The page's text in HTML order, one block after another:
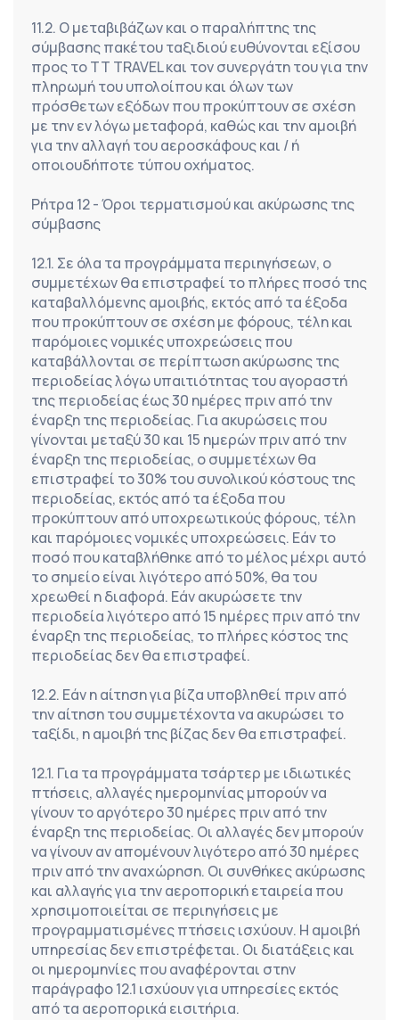
11.2. Ο μεταβιβάζων και ο παραλήπτης της
σύμβασης πακέτου ταξιδιού ευθύνονται εξίσου
προς το TT TRAVEL και τον συνεργάτη του για την
πληρωμή του υπολοίπου και όλων των
πρόσθετων εξόδων που προκύπτουν σε σχέση
με την εν λόγω μεταφορά, καθώς και την αμοιβή
για την αλλαγή του αεροσκάφους και / ή
οποιουδήποτε τύπου οχήματος.
Ρήτρα 12 - Όροι τερματισμού και ακύρωσης της
σύμβασης
12.1. Σε όλα τα προγράμματα περιηγήσεων, ο
συμμετέχων θα επιστραφεί το πλήρες ποσό της
καταβαλλόμενης αμοιβής, εκτός από τα έξοδα
που προκύπτουν σε σχέση με φόρους, τέλη και
παρόμοιες νομικές υποχρεώσεις που
καταβάλλονται σε περίπτωση ακύρωσης της
περιοδείας λόγω υπαιτιότητας του αγοραστή
της περιοδείας έως 30 ημέρες πριν από την
έναρξη της περιοδείας. Για ακυρώσεις που
γίνονται μεταξύ 30 και 15 ημερών πριν από την
έναρξη της περιοδείας, ο συμμετέχων θα
επιστραφεί το 30% του συνολικού κόστους της
περιοδείας, εκτός από τα έξοδα που
προκύπτουν από υποχρεωτικούς φόρους, τέλη
και παρόμοιες νομικές υποχρεώσεις. Εάν το
ποσό που καταβλήθηκε από το μέλος μέχρι αυτό
το σημείο είναι λιγότερο από 50%, θα του
χρεωθεί η διαφορά. Εάν ακυρώσετε την
περιοδεία λιγότερο από 15 ημέρες πριν από την
έναρξη της περιοδείας, το πλήρες κόστος της
περιοδείας δεν θα επιστραφεί.
12.2. Εάν η αίτηση για βίζα υποβληθεί πριν από
την αίτηση του συμμετέχοντα να ακυρώσει το
ταξίδι, η αμοιβή της βίζας δεν θα επιστραφεί.
12.1. Για τα προγράμματα τσάρτερ με ιδιωτικές
πτήσεις, αλλαγές ημερομηνίας μπορούν να
γίνουν το αργότερο 30 ημέρες πριν από την
έναρξη της περιοδείας. Οι αλλαγές δεν μπορούν
να γίνουν αν απομένουν λιγότερο από 30 ημέρες
πριν από την αναχώρηση. Οι συνθήκες ακύρωσης
και αλλαγής για την αεροπορική εταιρεία που
χρησιμοποιείται σε περιηγήσεις με
προγραμματισμένες πτήσεις ισχύουν. Η αμοιβή
υπηρεσίας δεν επιστρέφεται. Οι διατάξεις και
οι ημερομηνίες που αναφέρονται στην
παράγραφο 12.1 ισχύουν για υπηρεσίες εκτός
από τα αεροπορικά εισιτήρια.